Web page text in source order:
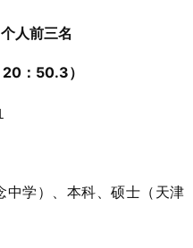
人前三名
：50.3）
学）、本科、硕士（天津